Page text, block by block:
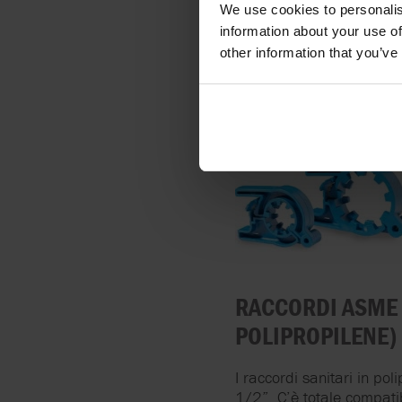
We use cookies to
information about your use
other information that
bulk e trasferimento. I
campionamento singole
RACCORDI
POLIPROPILENE)
I raccordi sanitari in
1/2”. C’è totale